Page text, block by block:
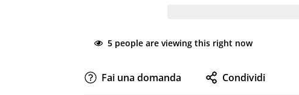
5 people are viewing this right now
Fai una domanda Condividi